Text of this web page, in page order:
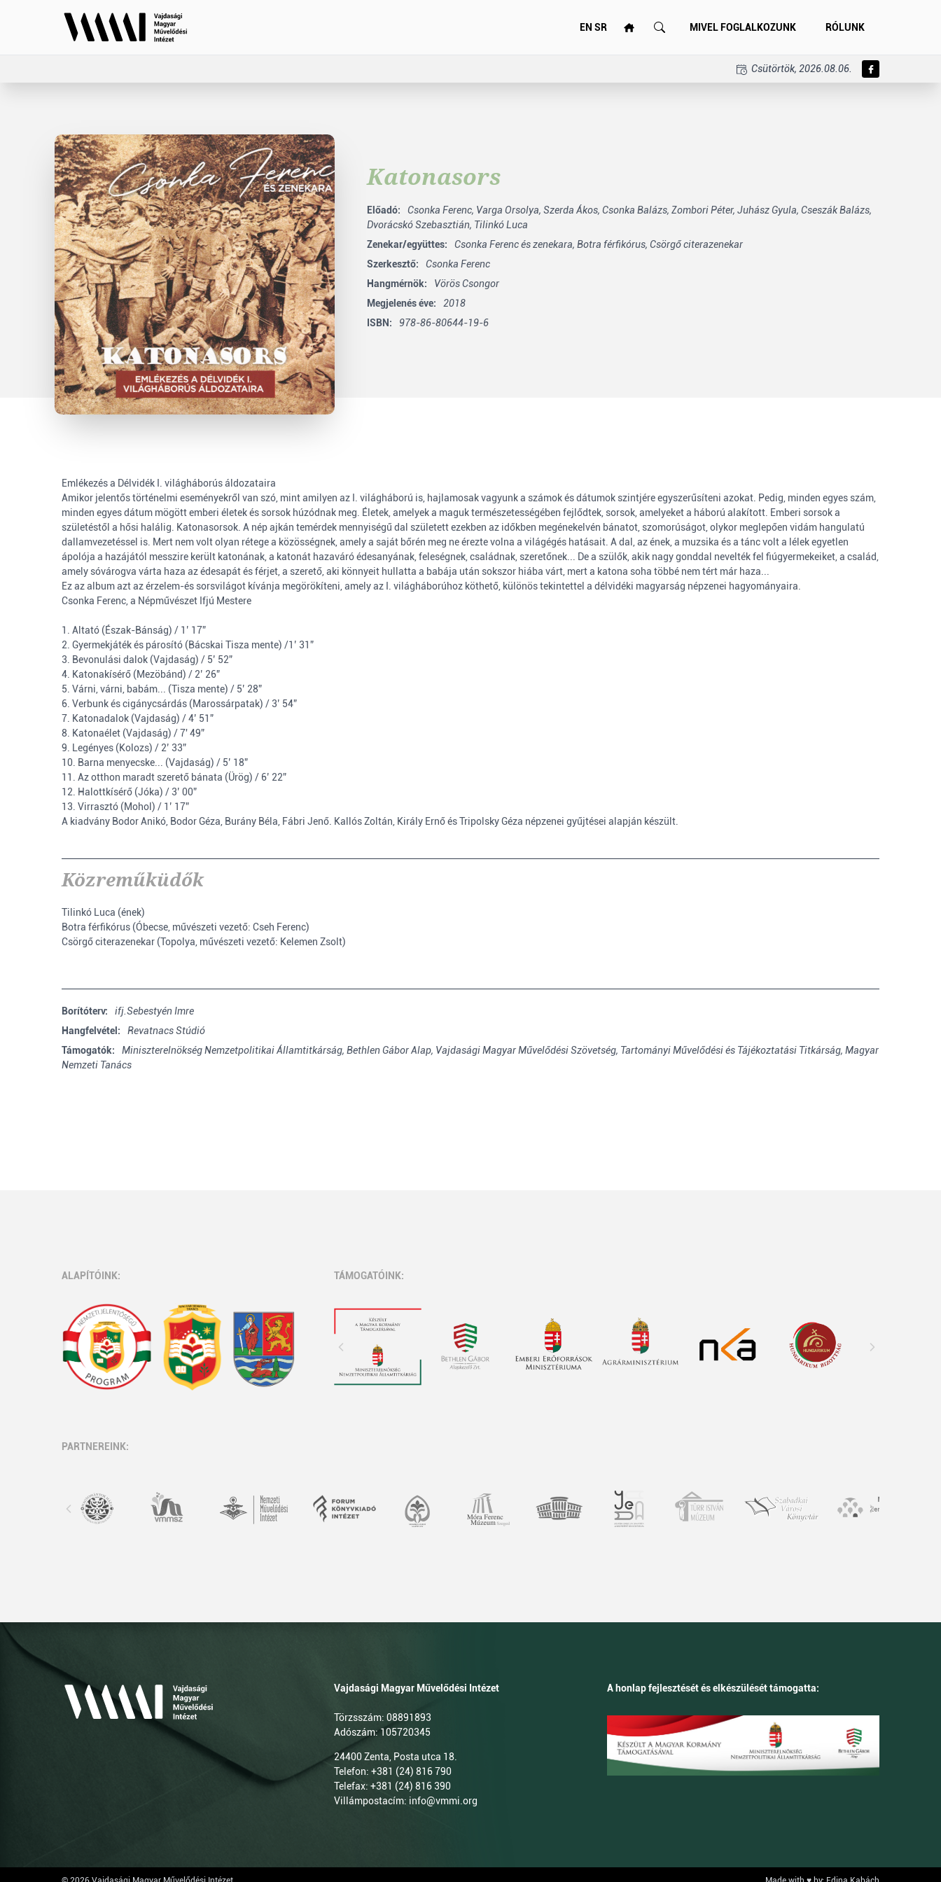
EN SR MIVEL FOGLALKOZUNK RÓLUNK
Csütörtök, 2026.08.06.
Katonasors
Előadó: Csonka Ferenc, Varga Orsolya, Szerda Ákos, Csonka Balázs, Zombori Péter, Juhász Gyula, Cseszák Balázs,
Dvorácskó Szebasztián, Tilinkó Luca
Zenekar/együttes:
Csonka Ferenc és zenekara, Botra férfikórus, Csörgő citerazenekar
Szerkesztő:
Csonka Ferenc
Hangmérnök:
Vörös Csongor
Megjelenés éve:
2018
ISBN:
978-86-80644-19-6
Emlékezés a Délvidék I. világháborús áldozataira
Amikor jelentős történelmi eseményekről van szó, mint amilyen az I. világháború is, hajlamosak vagyunk a számok és dátumok szintjére egyszerűsíteni azokat. Pedig, minden egyes szám,
minden egyes dátum mögött emberi életek és sorsok húzódnak meg. Életek, amelyek a maguk természetességében fejlődtek, sorsok, amelyeket a háború alakított. Emberi sorsok a
születéstől a hősi halálig. Katonasorsok. A nép ajkán temérdek mennyiségű dal született ezekben az időkben megénekelvén bánatot, szomorúságot, olykor meglepően vidám hangulatú
dallamvezetéssel is. Mert nem volt olyan rétege a közösségnek, amely a saját bőrén meg ne érezte volna a világégés hatásait. A dal, az ének, a muzsika és a tánc volt a lélek egyetlen
ápolója a hazájától messzire került katonának, a katonát hazaváró édesanyának, feleségnek, családnak, szeretőnek... De a szülők, akik nagy gonddal nevelték fel fiúgyermekeiket, a család,
amely sóvárogva várta haza az édesapát és férjet, a szerető, aki könnyeit hullatta a babája után sokszor hiába várt, mert a katona soha többé nem tért már haza...
Ez az album azt az érzelem-és sorsvilágot kívánja megörökíteni, amely az I. világháborúhoz köthető, különös tekintettel a délvidéki magyarság népzenei hagyományaira.
Csonka Ferenc, a Népművészet Ifjú Mestere
1. Altató (Észak-Bánság) / 1’ 17”
2. Gyermekjáték és párosító (Bácskai Tisza mente) /1’ 31”
3. Bevonulási dalok (Vajdaság) / 5’ 52”
4. Katonakísérő (Mezöbánd) / 2’ 26”
5. Várni, várni, babám... (Tisza mente) / 5’ 28”
6. Verbunk és cigánycsárdás (Marossárpatak) / 3’ 54”
7. Katonadalok (Vajdaság) / 4’ 51”
8. Katonaélet (Vajdaság) / 7' 49”
9. Legényes (Kolozs) / 2’ 33”
10. Barna menyecske... (Vajdaság) / 5’ 18”
11. Az otthon maradt szerető bánata (Ürög) / 6’ 22”
12. Halottkísérő (Jóka) / 3’ 00”
13. Virrasztó (Mohol) / 1’ 17”
A kiadvány Bodor Anikó, Bodor Géza, Burány Béla, Fábri Jenő. Kallós Zoltán, Király Ernő és Tripolsky Géza népzenei gyűjtései alapján készült.
Közreműküdők
Tilinkó Luca (ének)
Botra férfikórus (Óbecse, művészeti vezető: Cseh Ferenc)
Csörgő citerazenekar (Topolya, művészeti vezető: Kelemen Zsolt)
Borítóterv:
ifj.Sebestyén Imre
Hangfelvétel:
Revatnacs Stúdió
Támogatók:
Miniszterelnökség Nemzetpolitikai Államtitkárság, Bethlen Gábor Alap, Vajdasági Magyar Művelődési Szövetség, Tartományi Művelődési és Tájékoztatási Titkárság, Magyar
Nemzeti Tanács
ALAPÍTÓINK: TÁMOGATÓINK:
PARTNEREINK:
Vajdasági Magyar Művelődési Intézet
Törzsszám: 08891893
Adószám: 105720345
24400 Zenta, Posta utca 18.
Telefon: +381 (24) 816 790
Telefax: +381 (24) 816 390
Villámpostacím: info@vmmi.org
A honlap fejlesztését és elkészülését támogatta: